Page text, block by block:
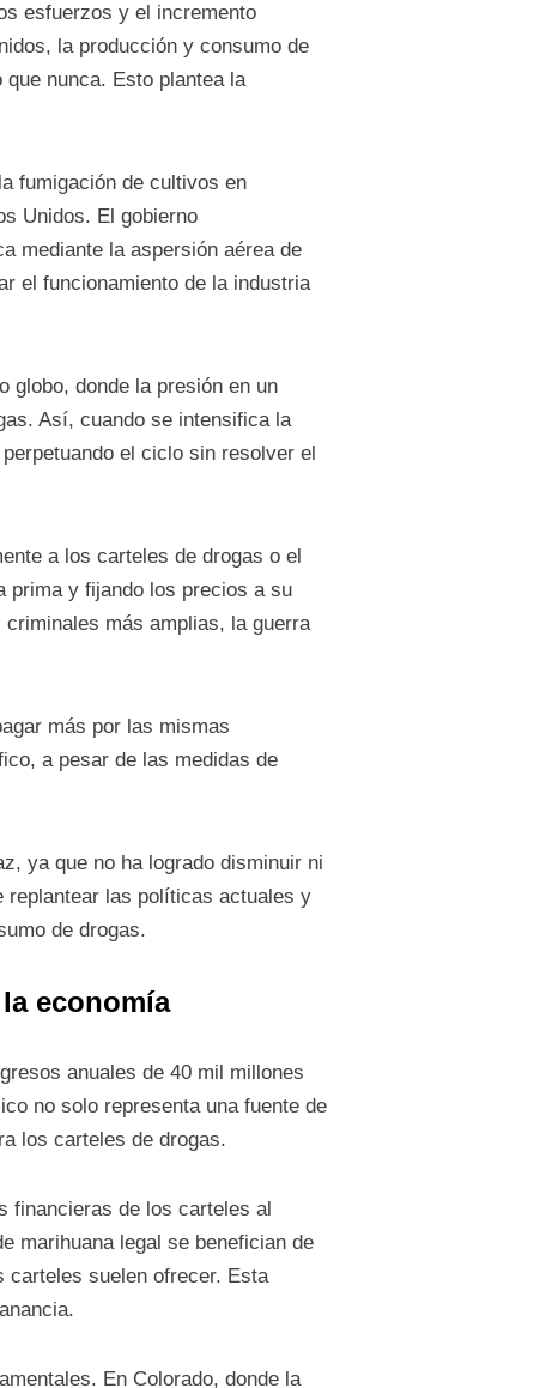
esfuerzos y el incremento
la producción y consumo de
nunca. Esto plantea la
fumigación de cultivos en
Unidos. El gobierno
mediante la aspersión aérea de
el funcionamiento de la industria
globo, donde la presión en un
Así, cuando se intensifica la
el ciclo sin resolver el
a los carteles de drogas o el
prima y fijando los precios a su
más amplias, la guerra
más por las mismas
a pesar de las medidas de
ya que no ha logrado disminuir ni
replantear las políticas actuales y
de drogas.
economía
anuales de 40 mil millones
no solo representa una fuente de
los carteles de drogas.
financieras de los carteles al
marihuana legal se benefician de
carteles suelen ofrecer. Esta
En Colorado, donde la